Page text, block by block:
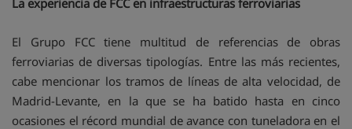
La experiencia de FCC en infraestructuras ferroviarias
El Grupo FCC tiene multitud de referencias de obras
ferroviarias de diversas tipologías. Entre las más recientes,
cabe mencionar los tramos de líneas de alta velocidad, de
Madrid-Levante, en la que se ha batido hasta en cinco
ocasiones el récord mundial de avance con tuneladora en el